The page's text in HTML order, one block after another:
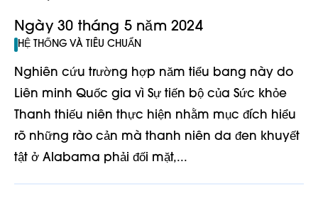
Ngày 30 tháng 5 năm 2024
HỆ THỐNG VÀ TIÊU CHUẨN
Nghiên cứu trường hợp năm tiểu bang này do
Liên minh Quốc gia vì Sự tiến bộ của Sức khỏe
Thanh thiếu niên thực hiện nhằm mục đích hiểu
rõ những rào cản mà thanh niên da đen khuyết
tật ở Alabama phải đối mặt,...